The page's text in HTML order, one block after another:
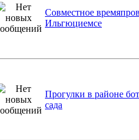
Совместное
Ильгюциемсе
Прогулки в районе
сада